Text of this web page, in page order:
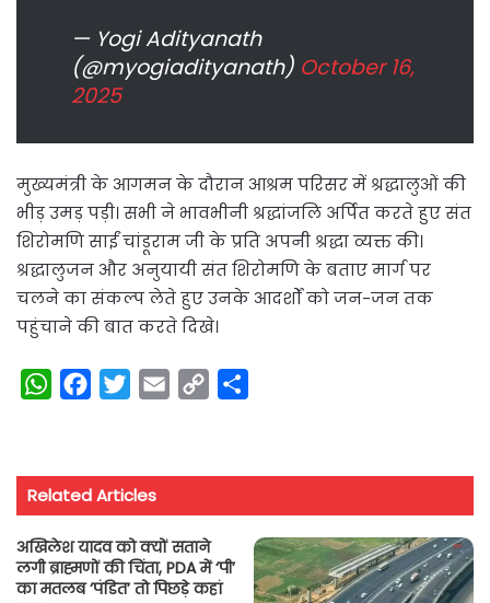
— Yogi Adityanath
(@myogiadityanath) October 16,
2025
मुख्यमंत्री के आगमन के दौरान आश्रम परिसर में श्रद्धालुओं की
भीड़ उमड़ पड़ी। सभी ने भावभीनी श्रद्धांजलि अर्पित करते हुए संत
शिरोमणि साईं चांडूराम जी के प्रति अपनी श्रद्धा व्यक्त की।
श्रद्धालुजन और अनुयायी संत शिरोमणि के बताए मार्ग पर
चलने का संकल्प लेते हुए उनके आदर्शों को जन-जन तक
पहुंचाने की बात करते दिखे।
W
t
s
A
p
e
b
o
o
t
t
e
r
i
y
i
n
r
Related Articles
अखिलेश यादव को क्यों सताने
लगी ब्राह्मणों की चिंता, PDA में ‘पी’
का मतलब ‘पंडित’ तो पिछड़े कहां